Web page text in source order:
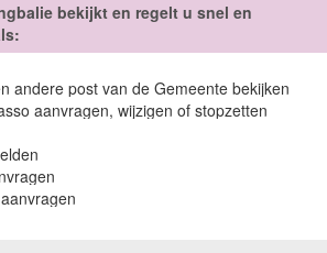
bekijkt en regelt u snel en
andere post van de Gemeente bekijken
aanvragen, wijzigen of stopzetten